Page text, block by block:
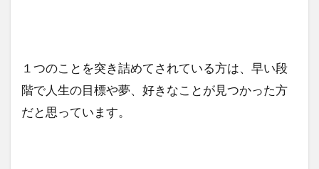
１つのことを突き詰めてされている方は、早い段
階で人生の目標や夢、好きなことが見つかった方
だと思っています。